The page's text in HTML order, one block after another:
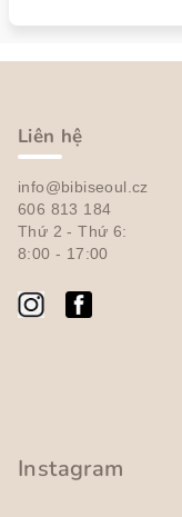
Liên hệ
info@bibiseoul.cz
606 813 184
Thứ 2 - Thứ 6:
8:00 - 17:00
Instagram